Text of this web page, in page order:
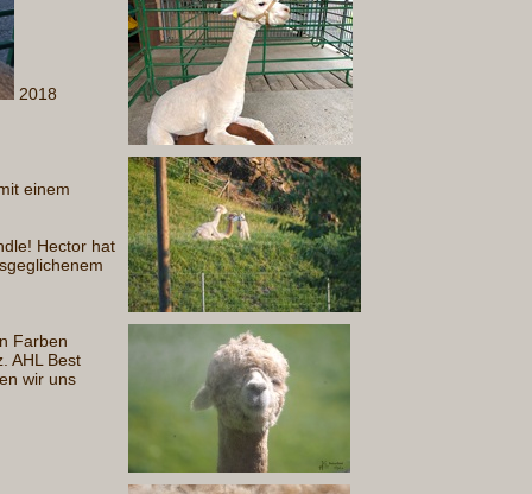
2018
einem
Hector hat
Farben
AHL Best
wir uns